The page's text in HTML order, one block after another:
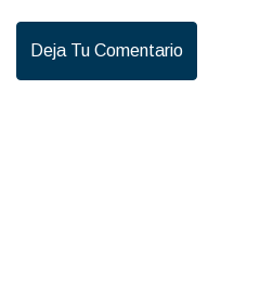
Deja Tu Comentario